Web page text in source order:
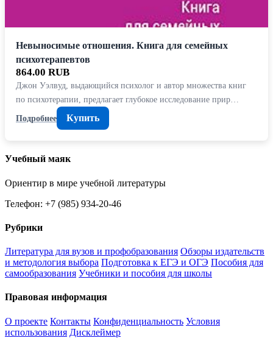
Невыносимые отношения. Книга для семейных
психотерапевтов
864.00 RUB
Джон Уэлвуд, выдающийся психолог и автор множества книг
по психотерапии, предлагает глубокое исследование прир…
Подробнее
Купить
Учебный маяк
Ориентир в мире учебной литературы
Телефон: +7 (985) 934-20-46
Рубрики
Литература для вузов и профобразования Обзоры издательств
и методология выбора Подготовка к ЕГЭ и ОГЭ Пособия для
самообразования Учебники и пособия для школы
Правовая информация
О проекте Контакты Конфиденциальность Условия
использования Дисклеймер